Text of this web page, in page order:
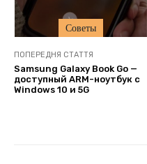
Советы
ПОПЕРЕДНЯ СТАТТЯ
Samsung Galaxy Book Go —
доступный ARM-ноутбук с
Windows 10 и 5G